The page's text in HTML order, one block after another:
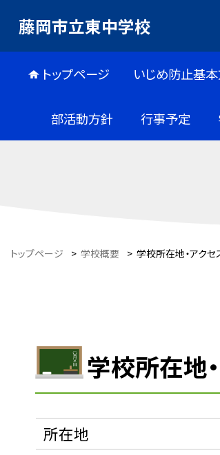
藤岡市立東中学校
トップページ いじめ防止基
部活動方針 行事予定
トップページ > 学校概要 > 学校所在地・アクセ
学校所在地
所在地